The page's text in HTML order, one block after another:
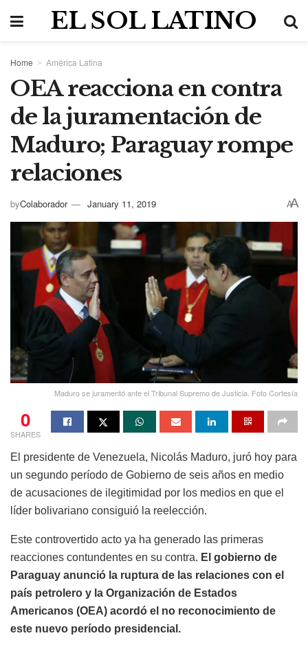
EL SOL LATINO
Home América Latina
OEA reacciona en contra
de la juramentación de
Maduro; Paraguay rompe
relaciones
byColaborador January 11, 2019 AA
Maduro se juramentó ante el Tribunal Supremo de Justicia. Foto Cortesía
0
SHARES
El presidente de Venezuela, Nicolás Maduro, juró hoy para
un segundo período de Gobierno de seis años en medio
de acusaciones de ilegitimidad por los medios en que el
líder bolivariano consiguió la reelección.
Este controvertido acto ya ha generado las primeras
reacciones contundentes en su contra. El gobierno de
Paraguay anunció la ruptura de las relaciones con el
país petrolero y la Organización de Estados
Americanos (OEA) acordó el no reconocimiento de
este nuevo período presidencial.